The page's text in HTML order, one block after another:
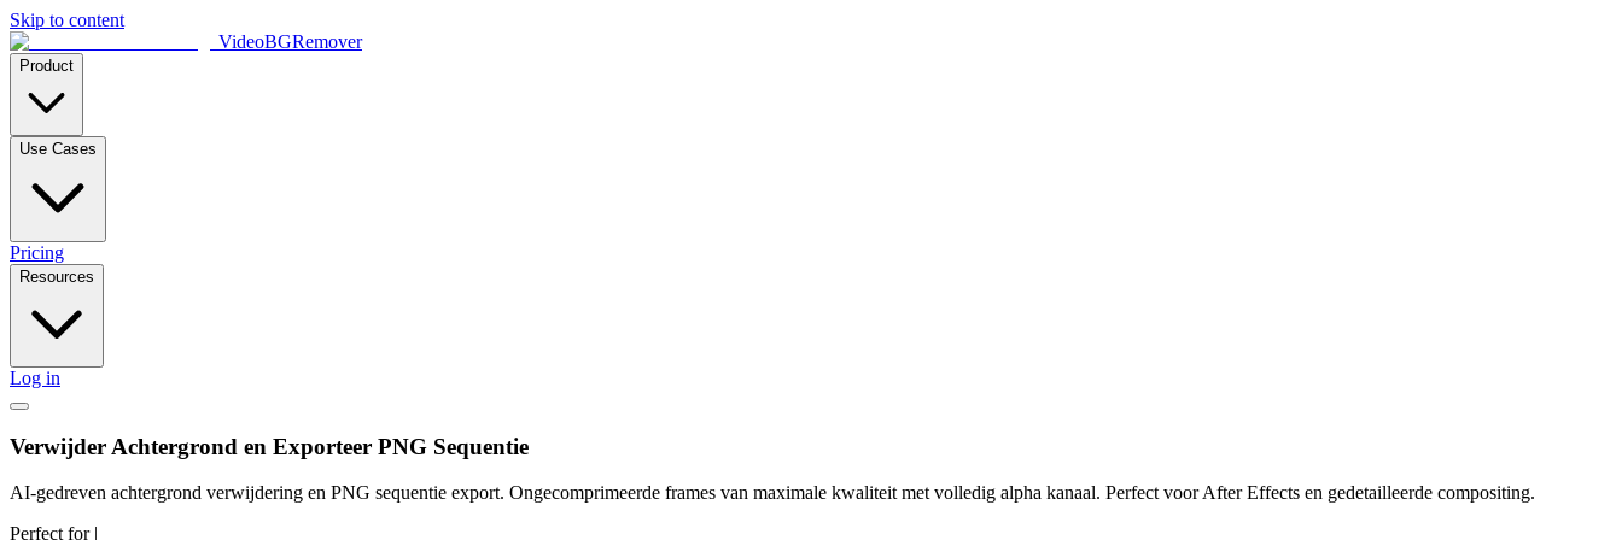
Skip to content
VideoBGRemover
Product
Use Cases
Pricing
Resources
Log in
Verwijder Achtergrond en Exporteer PNG Sequentie
AI-gedreven achtergrond verwijdering en PNG sequentie export. Ongecomprimeerde frames van maximale kwaliteit met volledig alpha kanaal. Perfect voor After Effects en gedetailleerde compositing.
Perfect for |